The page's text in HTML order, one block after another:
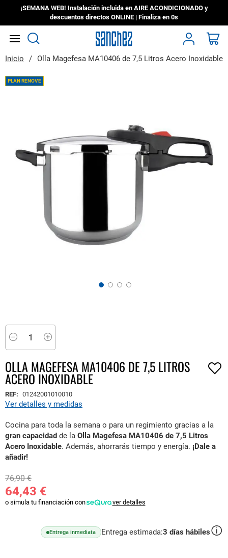
¡SEMANA WEB! Instalación incluida en AIRE ACONDICIONADO y
descuentos directos ONLINE | Finaliza en 0s
Inicio Olla Magefesa MA10406 de 7,5 Litros Acero Inoxidable
PLAN RENOVE
Saltar
imágenes
al
comienzo
de
galería
de
OLLA MAGEFESA MA10406 DE 7,5 LITROS
ACERO INOXIDABLE
Ver detalles y medidas
REF: 01242001010010
Cocina para toda la semana o para un regimiento gracias a la
gran capacidad de la Olla Magefesa MA10406 de 7,5 Litros
Acero Inoxidable. Además, ahorrarás tiempo y energía. ¡Dale a
añadir!
64,43 €
76,90 €
o simula tu financiación con ver detalles
Minus
Entrega inmediata Entrega estimada:3 días hábiles